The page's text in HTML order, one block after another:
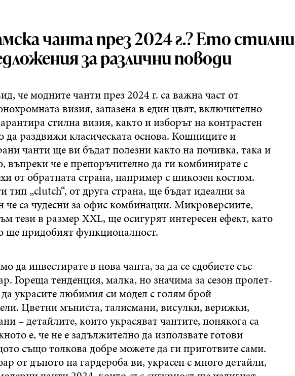
чанта през 2024 г.? Ето стилни
за различни поводи
че модните чанти през 2024 г. са важна част от
визия, запазена в един цвят, включително
стилна визия, както и изборът на контрастен
да раздвижи класическата основа. Кошниците и
чанти ще ви бъдат полезни както на почивка, така и
въпреки че е препоръчително да ги комбинирате с
от обратната страна, например с шикозен костюм.
тип „clutch“, от друга страна, ще бъдат идеални за
че са чудесни за офис комбинации. Микроверсиите,
тези в размер XXL, ще осигурят интересен ефект, като
ще придобият функционалност.
да инвестирате в нова чанта, за да се сдобиете със
Гореща тенденция, малка, но значима за сезон пролет-
да украсите любимия си модел с голям брой
Цветни мъниста, талисмани, висулки, верижки,
– детайлите, които украсяват чантите, понякога са
е, че не е задължително да използвате готови
също толкова добре можете да ги приготвите сами.
от дъното на гардероба ви, украсен с много детайли,